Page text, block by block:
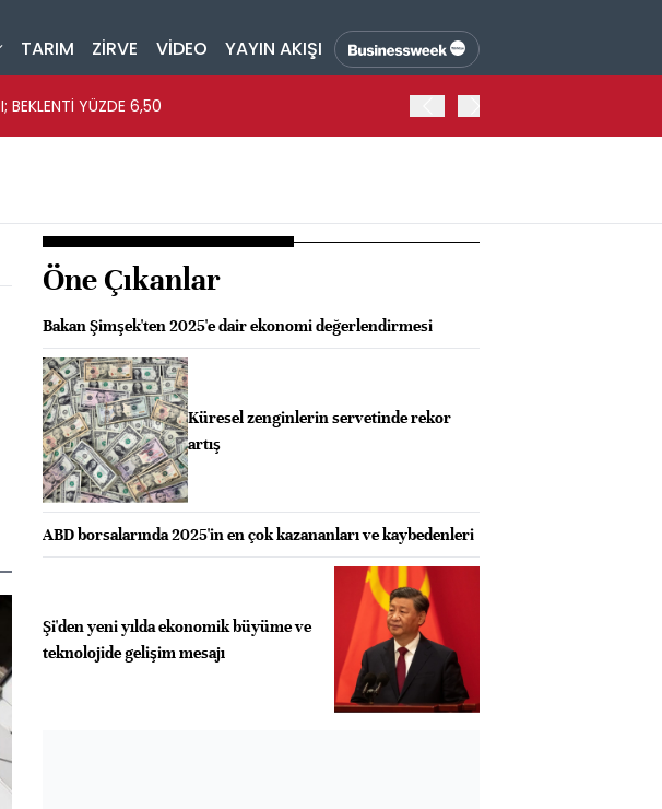
TARIM ZİRVE VİDEO YAYIN AKIŞI
BEKLENTİ YÜZDE 6,50
Öne Çıkanlar
Bakan Şimşek'ten 2025'e dair ekonomi değerlendirmesi
Küresel zenginlerin servetinde rekor
artış
ABD borsalarında 2025'in en çok kazananları ve kaybedenleri
Şi'den yeni yılda ekonomik büyüme ve
teknolojide gelişim mesajı